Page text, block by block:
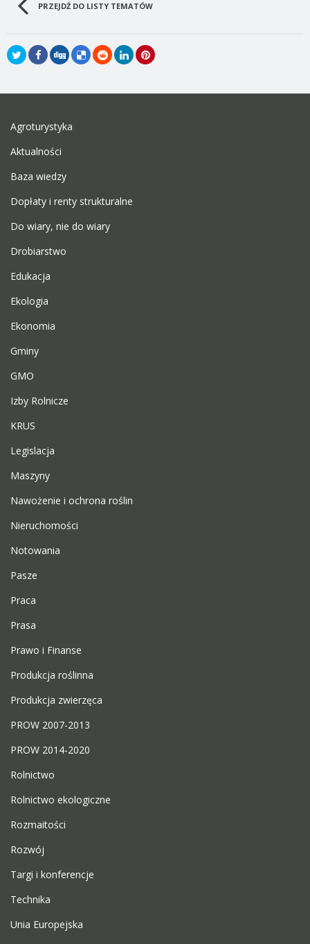
PRZEJDŹ DO LISTY TEMATÓW
Agroturystyka
Aktualności
Baza wiedzy
Dopłaty i renty strukturalne
Do wiary, nie do wiary
Drobiarstwo
Edukacja
Ekologia
Ekonomia
Gminy
GMO
Izby Rolnicze
KRUS
Legislacja
Maszyny
Nawożenie i ochrona roślin
Nieruchomości
Notowania
Pasze
Praca
Prasa
Prawo i Finanse
Produkcja roślinna
Produkcja zwierzęca
PROW 2007-2013
PROW 2014-2020
Rolnictwo
Rolnictwo ekologiczne
Rozmaitości
Rozwój
Targi i konferencje
Technika
Unia Europejska